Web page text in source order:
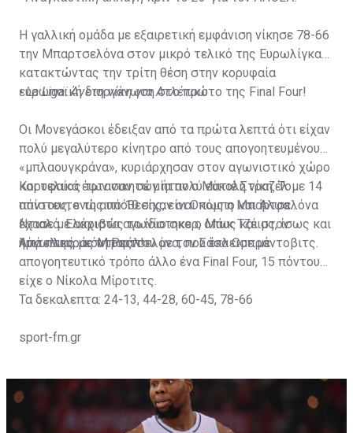
Η γαλλική ομάδα με εξαιρετική εμφάνιση νίκησε 78-66
την Μπαρτσελόνα στον μικρό τελικό της Ευρωλίγκας,
κατακτώντας την τρίτη θέση στην κορυφαία
ευρωπαϊκή διοργάνωση στο πρώτο της Final Four!
•La Liga: Άνετη νίκη για Ατλέτικο
Οι Μονεγάσκοι έδειξαν από τα πρώτα λεπτά ότι είχαν
πολύ μεγαλύτερο κίνητρο από τους απογοητευμένους
«μπλαουγκράνα», κυριάρχησαν στον αγωνιστικό χώρο
και τελικά έφτασαν σε μία πολύ εύκολη νίκη. Το
απίστευτο της υπόθεσης, είναι πως η Μπαρτσελόνα
έχασε με ακριβώς το ίδιο σκορ, όπως και στον
ημιτελικό με τη Ρεάλ!
Κορυφαίος των νικητών ήταν ο Ματιέ Στραζέλ με 14
πόντους, ενώ από 10 είχαν οι Οκόμπο και Άλφα
Ντιαλό. Ελάχιστα αγωνίστηκε ο Μάικ Τζέιμς, ίσως και
λόγω της... κόντρας του με τον Σάσα Ομπράντοβιτς.
Από πλευράς Μπαρτσελόνα, που έκλεισε με
απογοητευτικό τρόπο άλλο ένα Final Four, 15 πόντους
είχε ο Νίκολα Μίροτιτς.
Τα δεκαλεπτα: 24-13, 44-28, 60-45, 78-66
sport-fm.gr